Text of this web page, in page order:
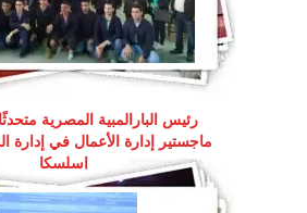
رئيس البارالمبية المصرية
ماجستير إدارة الأعمال في إدارة
إسلسكا